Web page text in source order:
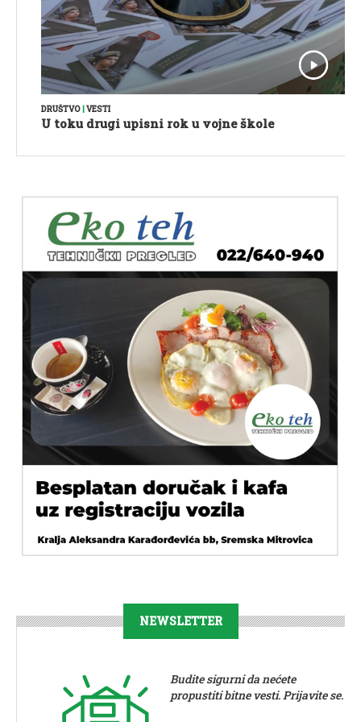
DRUŠTVO|VESTI
U toku drugi upisni rok u vojne škole
NEWSLETTER
Budite sigurni da nećete
propustiti bitne vesti. Prijavite se.